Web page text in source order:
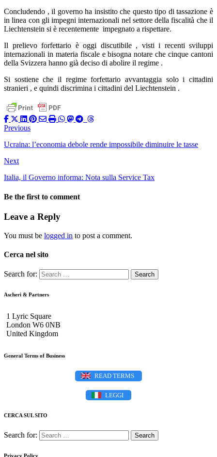
Concludendo , il governo ha insistito che questo tipo di tassazione è
in linea con gli impegni internazionali nel settore della fiscalità che il
Liechtenstein si è recentemente impegnato a rispettare.
Il prelievo forfettario è oggi discutibile , visti i recenti sviluppi
internazionali in materia fiscale e bisogna notare che cinque cantoni
della Svizzera hanno già deciso di abolire il regime .
Si sostiene che il regime forfettario avvantaggia solo i cittadini
stranieri , e quindi discrimina i cittadini del Liechtenstein .
Previous
Ucraina: l’economia debole rende impossibile diminuire le tasse
Next
Italia, il Governo informa: Nota sulla Service Tax
Be the first to comment
Leave a Reply
You must be logged in to post a comment.
Cerca nel sito
Search for:
Ascheri & Partners
1 Lyric Square
London W6 0NB
United Kingdom
General Terms of Business
READ TERMS
LEGGI
CERCA SUL SITO
Search for:
Privacy Policy